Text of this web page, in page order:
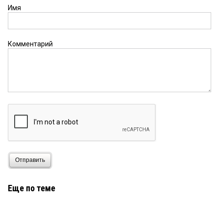
Имя
Комментарий
Отправить
Еще по теме